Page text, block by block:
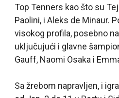
Top Tenners kao što su
Paolini, i Aleks de Minaur.
visokog profila, posebno
uključujući i glavne
Gauff, Naomi Osaka i
Sa žrebom napravljen, i